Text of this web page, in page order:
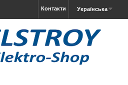
Українська
Контакти